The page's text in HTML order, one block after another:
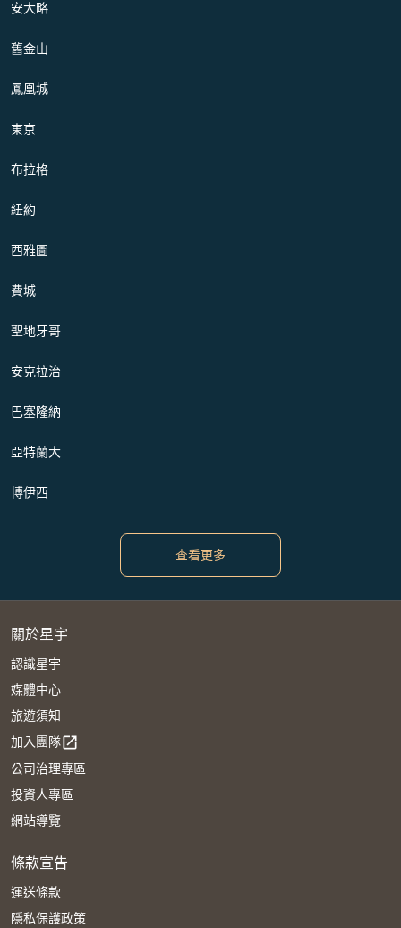
安大略
舊金山
鳳凰城
東京
布拉格
紐約
西雅圖
費城
聖地牙哥
安克拉治
巴塞隆納
亞特蘭大
博伊西
查看更多
關於星宇
認識星宇
媒體中心
旅遊須知
加入團隊open_in_new
公司治理專區
投資人專區
網站導覽
條款宣告
運送條款
隱私保護政策